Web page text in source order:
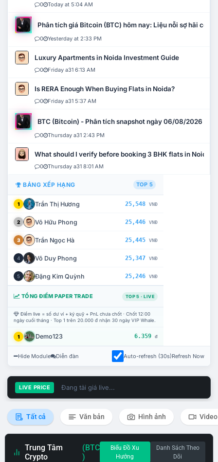
0 Today at 5:04 AM
Phân tích giá Bitcoin (BTC) hôm nay: Liệu nỗi sợ hãi có
0 Yesterday at 2:33 PM
Luxury Apartments in Noida Investment Guide
0 Friday a31 6:13 AM
Is RERA Enough When Buying Flats in Noida?
0 Friday a31 5:37 AM
BTC (Bitcoin) - Phân tích snapshot ngày 06/08/2026
0 Thursday a31 2:43 PM
What should I verify before booking 3 BHK flats in Noida?
0 Thursday a31 8:01 AM
BẢNG XẾP HẠNG TOP 5
1 Trần Thị Hương 25,548 VNĐ
2 Võ Hữu Phong 25,446 VNĐ
3 Trần Ngọc Hà 25,445 VNĐ
4 Võ Duy Phong 25,347 VNĐ
5 Đặng Kim Quỳnh 25,246 VNĐ
TỔNG ĐIỂM PAPER TRADE TOP 5 · LIVE
Điểm live = số dư ví + ký quỹ + PnL chưa chốt · Chốt 12:00
ngày cuối tháng · Top 1 trên 20.000 đ nhận 30 ngày VIP Whale.
1 Demo123 6.359 đ
Hide Module Diễn đàn Auto-refresh (30s)Refresh Now
LIVE PRICE Đang tải giá live...
Tất cả Văn bản Hình ảnh Video
Trung Tâm
Crypto
(BTC
)
Biểu Đồ Xu
Hướng
Danh Sách Theo
Dõi